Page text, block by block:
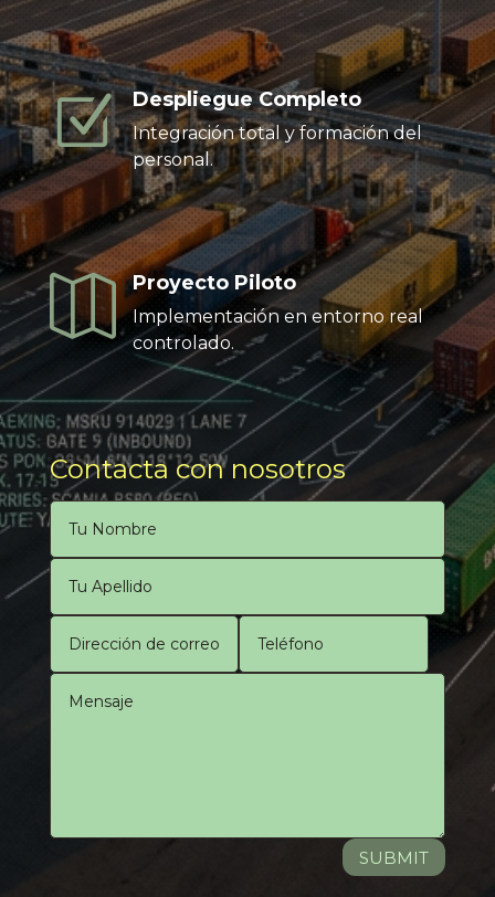
Z Despliegue Completo
Integración total y formación del
personal.
 Proyecto Piloto
Implementación en entorno real
controlado.
Contacta con nosotros
SUBMIT